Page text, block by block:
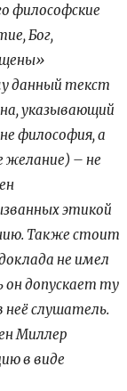
философские
Бог,
данный текст
указывающий
философия, а
желание) – не
этикой
Также стоит
не имел
он допускает ту
неё слушатель.
Миллер
в виде